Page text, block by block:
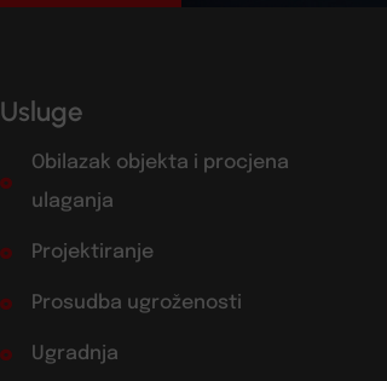
Usluge
Obilazak objekta i procjena
ulaganja
Projektiranje
Prosudba ugroženosti
Ugradnja